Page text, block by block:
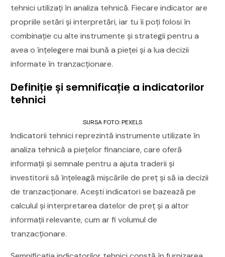
tehnici utilizați în analiza tehnică. Fiecare indicator are
propriile setări și interpretări, iar tu îi poți folosi în
combinație cu alte instrumente și strategii pentru a
avea o înțelegere mai bună a pieței și a lua decizii
informate în tranzacționare.
Definiție și semnificație a indicatorilor
tehnici
SURSA FOTO: PEXELS
Indicatorii tehnici reprezintă instrumente utilizate în
analiza tehnică a piețelor financiare, care oferă
informații și semnale pentru a ajuta traderii și
investitorii să înțeleagă mișcările de preț și să ia decizii
de tranzacționare. Acești indicatori se bazează pe
calculul și interpretarea datelor de preț și a altor
informații relevante, cum ar fi volumul de
tranzacționare.